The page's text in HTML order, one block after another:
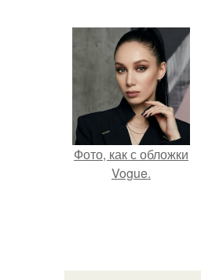
Фото, как с обложки
Vogue.